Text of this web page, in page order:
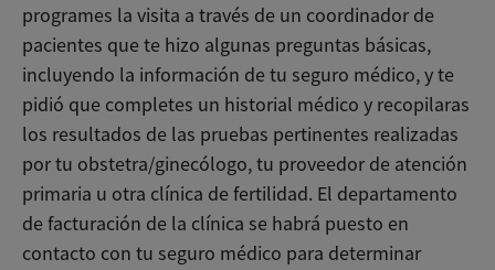
programes la visita a través de un coordinador de
pacientes que te hizo algunas preguntas básicas,
incluyendo la información de tu seguro médico, y te
pidió que completes un historial médico y recopilaras
los resultados de las pruebas pertinentes realizadas
por tu obstetra/ginecólogo, tu proveedor de atención
primaria u otra clínica de fertilidad. El departamento
de facturación de la clínica se habrá puesto en
contacto con tu seguro médico para determinar